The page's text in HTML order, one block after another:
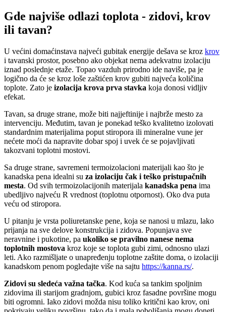
Gde najviše odlazi toplota - zidovi, krov
ili tavan?
U većini domaćinstava najveći gubitak energije dešava se kroz krov
i tavanski prostor, posebno ako objekat nema adekvatnu izolaciju
iznad poslednje etaže. Topao vazduh prirodno ide naviše, pa je
logično da će se kroz loše zaštićen krov gubiti najveća količina
toplote. Zato je izolacija krova prva stavka koja donosi vidljiv
efekat.
Tavan, sa druge strane, može biti najjeftinije i najbrže mesto za
intervenciju. Međutim, tavan je ponekad teško kvalitetno izolovati
standardnim materijalima poput stiropora ili mineralne vune jer
nećete moći da napravite dobar spoj i uvek će se pojavljivati
takozvani toplotni mostovi.
Sa druge strane, savremeni termoizolacioni materijali kao što je
kanadska pena idealni su za izolaciju čak i teško pristupačnih
mesta. Od svih termoizolacijonih materijala kanadska pena ima
ubedljivo najveću R vrednost (toplotnu otpornost). Oko dva puta
veću od stiropora.
U pitanju je vrsta poliuretanske pene, koja se nanosi u mlazu, lako
prijanja na sve delove konstrukcija i zidova. Popunjava sve
neravnine i pukotine, pa ukoliko se pravilno nanese nema
toplotnih mostova kroz koje se toplota gubi zimi, odnosno ulazi
leti. Ako razmišljate o unapređenju toplotne zaštite doma, o izolaciji
kanadskom penom pogledajte više na sajtu https://kanna.rs/.
Zidovi su sledeća važna tačka. Kod kuća sa tankim spoljnim
zidovima ili starijom gradnjom, gubici kroz fasadne površine mogu
biti ogromni. Iako zidovi možda nisu toliko kritični kao krov, oni